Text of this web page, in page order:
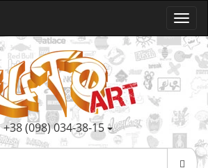
+38 (098) 034-38-15